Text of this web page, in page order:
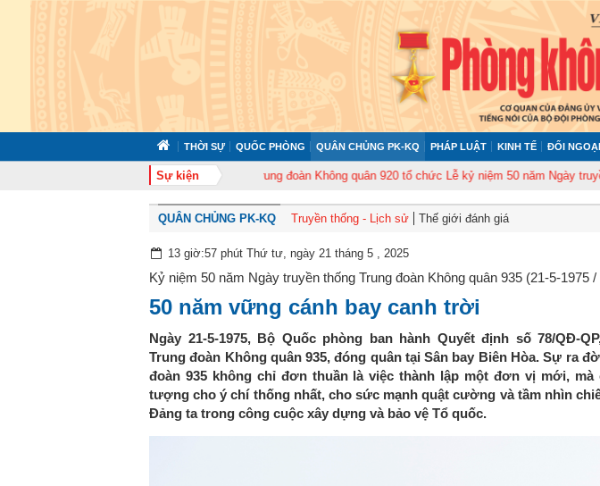
THỜI SỰ QUỐC PHÒNG QUÂN CHỦNG PK-KQ PHÁP LUẬT KINH TẾ ĐỐI NGOẠI
Sự kiện
372 tổ chức tập huấn cán bộ năm 2026 Trung đoàn Không quân 920 tổ chức Lễ kỷ niệm 50 năm Ngày truyền
QUÂN CHỦNG PK-KQ Truyền thống - Lịch sử Thế giới đánh giá
13 giờ:57 phút Thứ tư, ngày 21 tháng 5 , 2025
Kỷ niệm 50 năm Ngày truyền thống Trung đoàn Không quân 935 (21-5-1975 /
50 năm vững cánh bay canh trời
Ngày 21-5-1975, Bộ Quốc phòng ban hành Quyết định số 78/QĐ-
Trung đoàn Không quân 935, đóng quân tại Sân bay Biên Hòa. Sự ra
đoàn 935 không chỉ đơn thuần là việc thành lập một đơn vị mới, mà
tượng cho ý chí thống nhất, cho sức mạnh quật cường và tầm nhìn
Đảng ta trong công cuộc xây dựng và bảo vệ Tổ quốc.